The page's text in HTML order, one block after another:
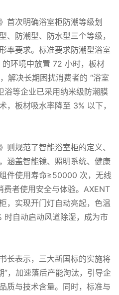
首次明确浴室柜防潮等级划
、防潮型、防水型三个等级，
率要求。标准要求防潮型浴室
环境中放置 72 小时，板材
解决长期困扰消费者的 “浴室
浴等企业已采用纳米级防潮膜
，板材吸水率降至 3% 以下，
则规范了智能浴室柜的定义、
涵盖智能镜、照明系统、健康
件使用寿命≥50000 次，无线
者使用安全与体验。AXENT
，实现开门灯自动亮起，色温
时自动启动风道除湿，成为市
长表示，三大新国标的实施将
”，加速落后产能淘汰，引导企
质与技术含量。同时，标准与